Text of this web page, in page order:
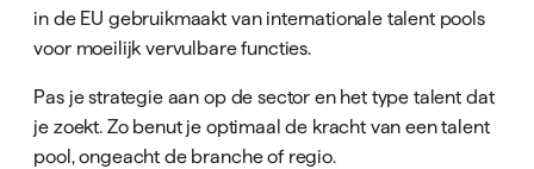
in de EU gebruikmaakt van internationale talent pools
voor moeilijk vervulbare functies.
Pas je strategie aan op de sector en het type talent dat
je zoekt. Zo benut je optimaal de kracht van een talent
pool, ongeacht de branche of regio.